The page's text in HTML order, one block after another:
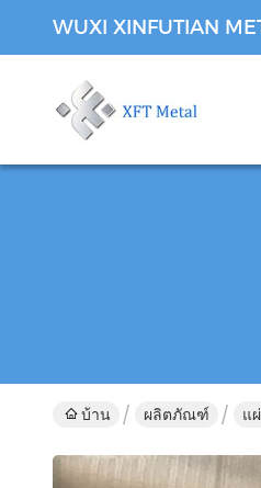
WUXI XINFUTIAN
บ้าน ผลิตภัณฑ์ แ